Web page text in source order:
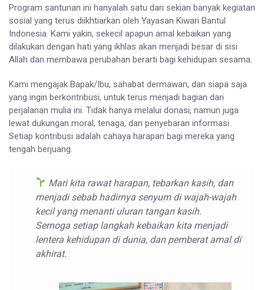
Program santunan ini hanyalah satu dari sekian banyak kegiatan
sosial yang terus diikhtiarkan oleh Yayasan Kiwari Bantul
Indonesia. Kami yakin, sekecil apapun amal kebaikan yang
dilakukan dengan hati yang ikhlas akan menjadi besar di sisi
Allah dan membawa perubahan berarti bagi kehidupan sesama.
Kami mengajak Bapak/Ibu, sahabat dermawan, dan siapa saja
yang ingin berkontribusi, untuk terus menjadi bagian dari
perjalanan mulia ini. Tidak hanya melalui donasi, namun juga
lewat dukungan moral, tenaga, dan penyebaran informasi.
Setiap kontribusi adalah cahaya harapan bagi mereka yang
tengah berjuang.
Mari kita rawat harapan, tebarkan kasih, dan
menjadi sebab hadirnya senyum di wajah-wajah
kecil yang menanti uluran tangan kasih.
Semoga setiap langkah kebaikan kita menjadi
lentera kehidupan di dunia, dan pemberat amal di
akhirat.